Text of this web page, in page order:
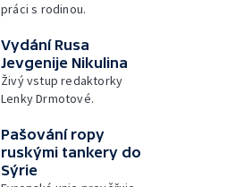
práci s rodinou.
Vydání Rusa
Jevgenije Nikulina
Živý vstup redaktorky
Lenky Drmotové.
Pašování ropy
ruskými tankery do
Sýrie